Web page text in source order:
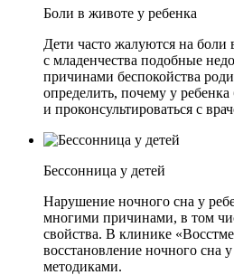
Боли в животе у ребенка
Дети часто жалуются на боли
с младенчества подобные
причинами беспокойства
определить, почему у
и проконсультироваться с
Бессонница у детей
Нарушение ночного сна у
многими причинами, в том
свойства. В клинике
восстановление ночного сна
методиками.